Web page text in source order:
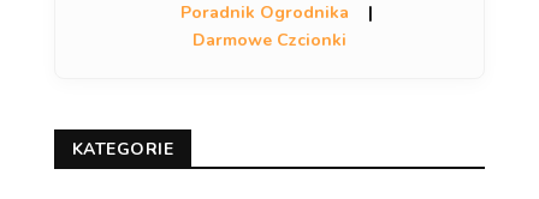
Poradnik Ogrodnika
|
Darmowe Czcionki
KATEGORIE